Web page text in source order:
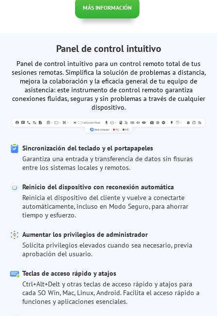
MÁS INFORMACIÓN
Panel de control intuitivo
Panel de control intuitivo para un control remoto total de tus
sesiones remotas. Simplifica la solución de problemas a distancia,
mejora la colaboración y la eficacia general de tu equipo de
asistencia: este instrumento de control remoto garantiza
conexiones fluidas, seguras y sin problemas a través de cualquier
dispositivo.
Sincronización del teclado y el portapapeles
Garantiza una entrada y transferencia de datos sin fisuras
entre los sistemas locales y remotos.
Reinicio del dispositivo con reconexión automática
Reinicia el dispositivo del cliente y vuelve a conectarte
automáticamente, incluso en Modo Seguro, para ahorrar
tiempo y esfuerzo.
Aumentar los privilegios de administrador
Solicita privilegios elevados cuando sea necesario, previa
aprobación del usuario.
Teclas de acceso rápido y atajos
Ctrl+Alt+Delt y otras teclas de acceso rápido y atajos para
cada SO Win, Mac, Linux, Android. Facilita el acceso rápido a
funciones y aplicaciones esenciales.